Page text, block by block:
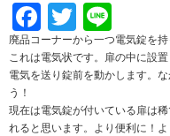
Facebook
Twitter
廃品コーナーから一つ電気錠を持
これは電気状です。扉の中に設
電気を送り錠前を動かします。
う！
現在は電気錠が付いている扉は
れると思います。より便利に！よ